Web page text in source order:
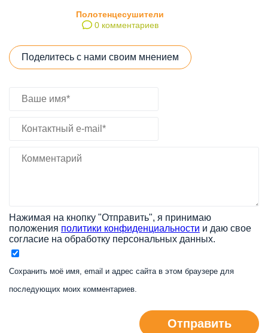
Полотенцесушители
0 комментариев
Поделитесь с нами своим мнением
Нажимая на кнопку "Отправить", я принимаю
положения политики конфиденциальности и даю свое
согласие на обработку персональных данных.
Сохранить моё имя, email и адрес сайта в этом браузере для
последующих моих комментариев.
Отправить